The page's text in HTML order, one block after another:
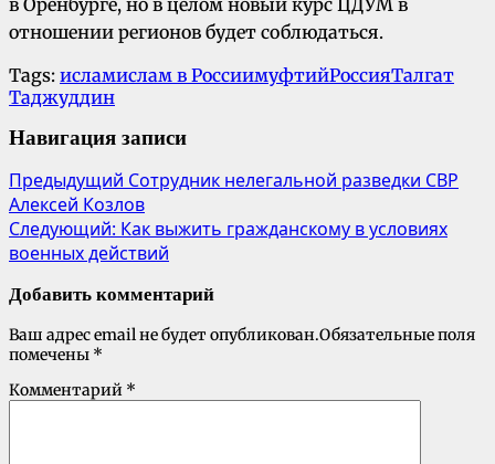
в Оренбурге, но в целом новый курс ЦДУМ в
отношении регионов будет соблюдаться.
Tags: исламислам в РоссиимуфтийРоссияТалгат
Таджуддин
Навигация записи
Предыдущий Сотрудник нелегальной разведки СВР
Алексей Козлов
Следующий: Как выжить гражданскому в условиях
военных действий
Добавить комментарий
Ваш адрес email не будет опубликован.Обязательные поля
помечены *
Комментарий *